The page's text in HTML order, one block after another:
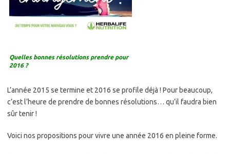
Quelles bonnes résolutions prendre pour
2016 ?
L’année 2015 se termine et 2016 se profile déjà ! Pour beaucoup,
c’est l’heure de prendre de bonnes résolutions… qu’il faudra bien
sûr tenir !
Voici nos propositions pour vivre une année 2016 en pleine forme.